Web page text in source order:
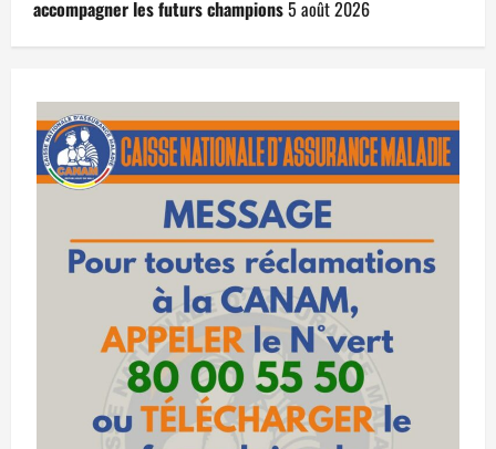
accompagner les futurs champions5 août 2026